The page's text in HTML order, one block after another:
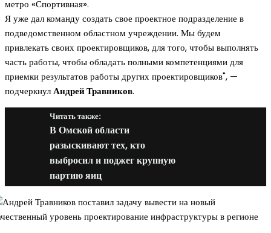
метро «Спортивная».
Я уже дал команду создать свое проектное подразделение в
подведомственном областном учреждении. Мы будем
привлекать своих проектировщиков, для того, чтобы выполнять
часть работы, чтобы обладать полными компетенциями для
приемки результатов работы других проектировщиков", —
подчеркнулАндрей Травников.
Читать также:
В Омской области
разыскивают тех, кто
выбросил и поджег крупную
партию яиц